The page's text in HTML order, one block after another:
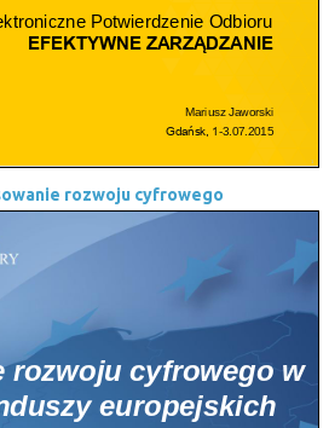
rozwoju cyfrowego